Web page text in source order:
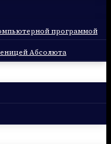
программой
Абсолюта